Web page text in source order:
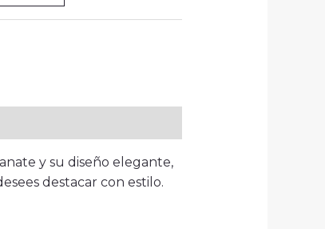
y su diseño elegante,
destacar con estilo.